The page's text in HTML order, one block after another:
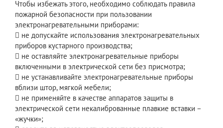
Чтобы избежать этого, необходимо соблюдать правила
пожарной безопасности при пользовании
электронагревательными приборами:
 не допускайте использования электронагревательных
приборов кустарного производства;
 не оставляйте электронагревательные приборы
включенными в электрической сети без присмотра;
 не устанавливайте электронагревательные приборы
вблизи штор, мягкой мебели;
 не применяйте в качестве аппаратов защиты в
электрической сети некалиброванные плавкие вставки –
«жучки»;